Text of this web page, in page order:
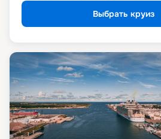
Выбрать круиз